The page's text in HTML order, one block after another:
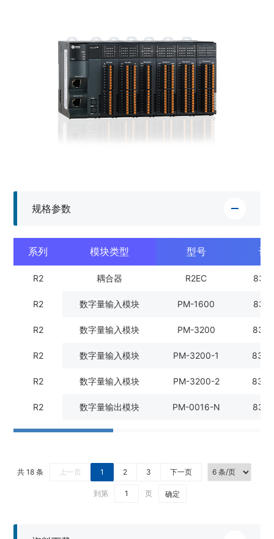
规格参数
系列 模块类型 型号 订
R2 耦合器 R2EC
R2 数字量输入模块 PM-1600
R2 数字量输入模块 PM-3200
R2 数字量输入模块 PM-3200-1
R2 数字量输入模块 PM-3200-2
R2 数字量输出模块 PM-0016-N
共 18 条 上一页 1 2 3 下一页
到第 页 确定